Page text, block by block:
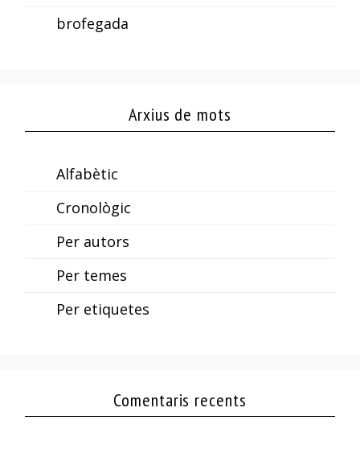
brofegada
Arxius de mots
Alfabètic
Cronològic
Per autors
Per temes
Per etiquetes
Comentaris recents